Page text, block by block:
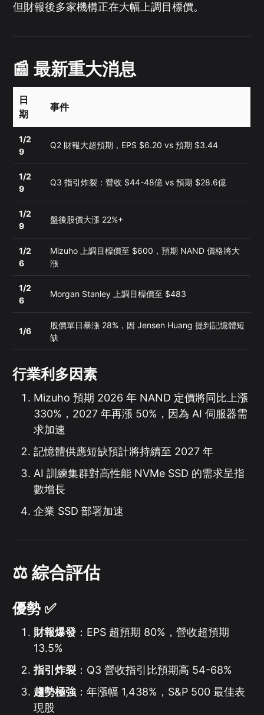
但財報後多家機構正在大幅上調目標價。
📰 最新重大消息
日
期
事件
1/2
9
Q2 財報大超預期，EPS $6.20 vs 預期 $3.44
1/2
9
Q3 指引炸裂：營收 $44-48億 vs 預期 $28.6億
1/2
9
盤後股價大漲 22%+
1/2
6
Mizuho 上調目標價至 $600，預期 NAND 價格將大
漲
1/2
6
Morgan Stanley 上調目標價至 $483
1/6
股價單日暴漲 28%，因 Jensen Huang 提到記憶體短
缺
行業利多因素
Mizuho 預期 2026 年 NAND 定價將同比上漲
330%，2027 年再漲 50%，因為 AI 伺服器需
求加速
記憶體供應短缺預計將持續至 2027 年
AI 訓練集群對高性能 NVMe SSD 的需求呈指
數增長
企業 SSD 部署加速
⚖️ 綜合評估
優勢 ✅
財報爆發 ：EPS 超預期 80%，營收超預期
13.5%
指引炸裂 ：Q3 營收指引比預期高 54-68%
趨勢極強 ：年漲幅 1,438%，S&P 500 最佳表
現股